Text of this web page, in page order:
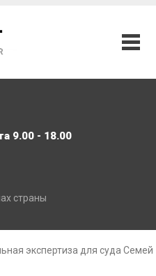
9.00 - 18.00
страны
экспертиза для суда Семей